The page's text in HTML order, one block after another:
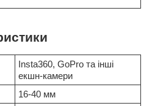
Insta360, GoPro та інші
екшн-камери
16-40 мм